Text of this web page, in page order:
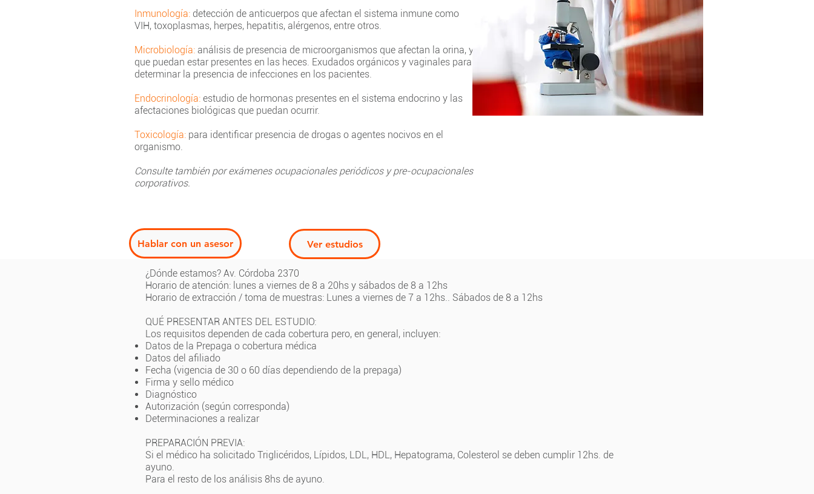
Inmunología: detección de anticuerpos que afectan el sistema inmune como
VIH, toxoplasmas, herpes, hepatitis, alérgenos, entre otros.
Microbiología: análisis de presencia de microorganismos que afectan la orina, y
que puedan estar presentes en las heces. Exudados orgánicos y vaginales para
determinar la presencia de infecciones en los pacientes.
Endocrinología: estudio de hormonas presentes en el sistema endocrino y las
afectaciones biológicas que puedan ocurrir.
Toxicología: para identificar presencia de drogas o agentes nocivos en el
organismo.
Consulte también por exámenes ocupacionales periódicos y pre-ocupacionales
corporativos.
Hablar con un asesor Ver estudios
¿Dónde estamos? Av. Córdoba 2370
Horario de atención: lunes a viernes de 8 a 20hs y sábados de 8 a 12hs
Horario de extracción / toma de muestras: Lunes a viernes de 7 a 12hs.. Sábados de 8 a 12hs
QUÉ PRESENTAR ANTES DEL ESTUDIO:
Los requisitos dependen de cada cobertura pero, en general, incluyen:
Datos de la Prepaga o cobertura médica
Datos del afiliado
Fecha (vigencia de 30 o 60 días dependiendo de la prepaga)
Firma y sello médico
Diagnóstico
Autorización (según corresponda)
Determinaciones a realizar
PREPARACIÓN PREVIA:
Si el médico ha solicitado Triglicéridos, Lípidos, LDL, HDL, Hepatograma, Colesterol se deben cumplir 12hs. de
ayuno.
Para el resto de los análisis 8hs de ayuno.